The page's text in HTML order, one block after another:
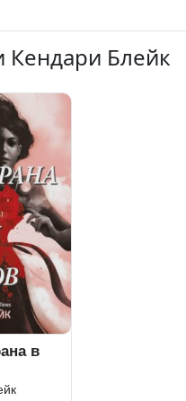
Кендари Блейк
в